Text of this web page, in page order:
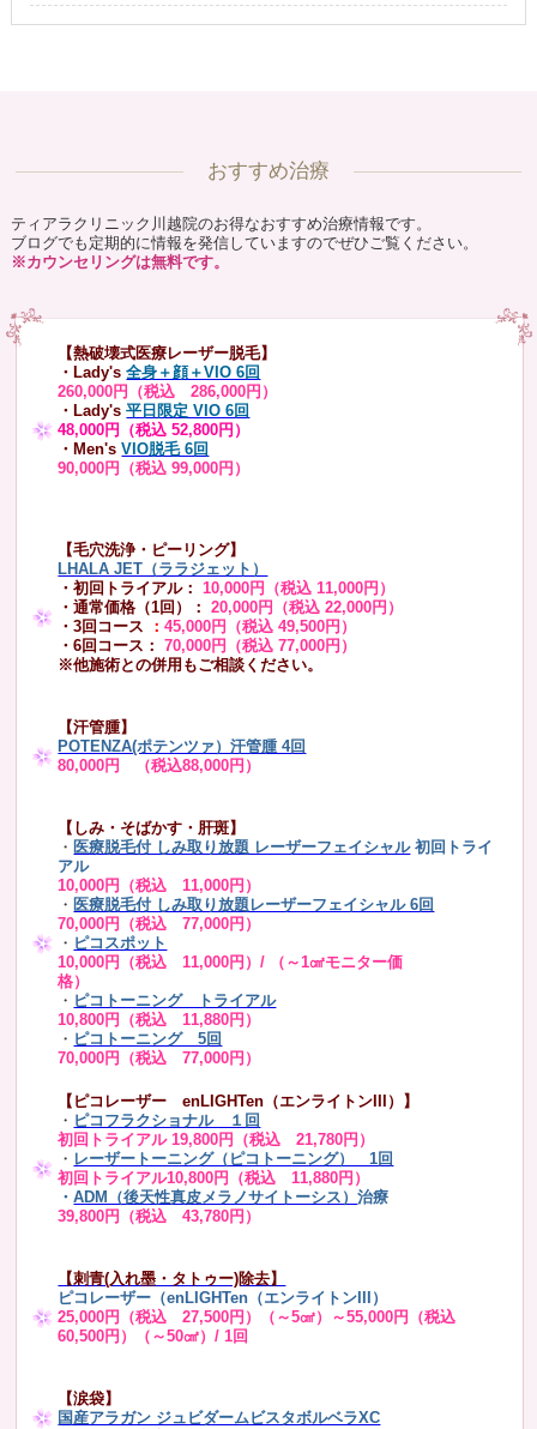
おすすめ治療
ティアラクリニック川越院のお得なおすすめ治療情報です。
ブログでも定期的に情報を発信していますのでぜひご覧ください。
※カウンセリングは無料です。
【熱破壊式医療レーザー脱毛】
・Lady's 全身＋顔＋VIO 6回
260,000円（税込 286,000円）
・Lady's平日限定 VIO 6回
48,000円（税込 52,800円）
・Men's VIO脱毛 6回
90,000円（税込 99,000円）
【毛穴洗浄・ピーリング】
LHALA JET（ララジェット）
・初回トライアル：10,000円（税込 11,000円）
・通常価格（1回）：
20,000円（税込 22,000円）
・3回コース ：45,000円（税込 49,500円）
・6回コース：
70,000円（税込 77,000円）
※他施術との併用もご相談ください。
【汗管腫】
POTENZA(ポテンツァ）汗管腫 4回
80,000円 （税込88,000円）
【しみ・そばかす・肝斑】
・ 医療脱毛付 しみ取り放題 レーザーフェイシャル 初回トライ
アル
10,000円（税込 11,000円）
・ 医療脱毛付 しみ取り放題レーザーフェイシャル 6回
70,000円（税込 77,000円）
・ ピコスポット
10,000円（税込 11,000円）/ （～1㎠モニター価
格）
・ ピコトーニング トライアル
10,800円（税込 11,880円）
・ ピコトーニング 5回
70,000円（税込 77,000円）
【ピコレーザー enLIGHTen（エンライトンIII）】
・ ピコフラクショナル １回
初回トライアル 19,800円（税込 21,780円）
・ レーザートーニング（ピコトーニング） 1回
初回トライアル10,800円（税込 11,880円）
・ADM（後天性真皮メラノサイトーシス）治療
39,800円（税込 43,780円）
【刺青(入れ墨・タトゥー)除去】
ピコレーザー（enLIGHTen（エンライトンIII）
25,000円（税込 27,500円）（～5㎠）～55,000円（税込
60,500円）（～50㎠）/ 1回
【涙袋】
国産アラガン ジュビダームビスタボルベラXC